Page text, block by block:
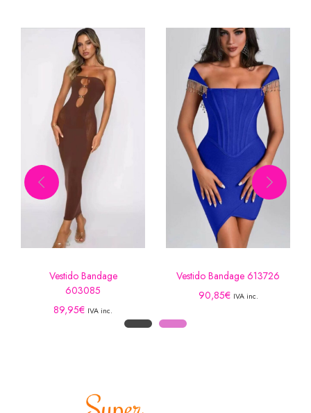
Vestido Bandage
603085
89,95€ IVA inc.
Vestido Bandage 613726
90,85€ IVA inc.